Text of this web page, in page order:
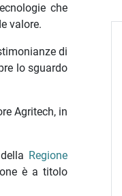
che
valore.
di
lo sguardo
Agritech, in
della Regione
è a titolo